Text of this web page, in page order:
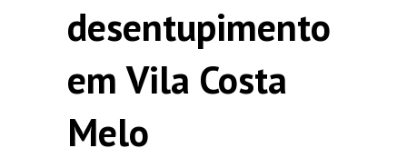
desentupimento
em Vila Costa
Melo